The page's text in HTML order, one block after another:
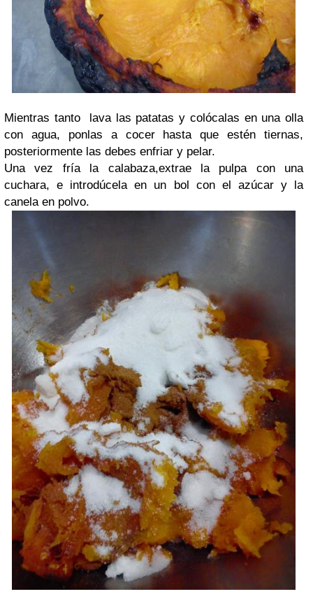
Mientras tanto lava las patatas y colócalas en una olla
con agua, ponlas a cocer hasta que estén tiernas,
posteriormente las debes enfriar y pelar.
Una vez fría la calabaza,extrae la pulpa con una
cuchara, e introdúcela en un bol con el azúcar y la
canela en polvo.